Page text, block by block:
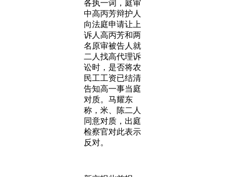
各执一词，庭审
中高丙芳辩护人
向法庭申请让上
诉人高丙芳和两
名原审被告人就
二人找高代理诉
讼时，是否将农
民工工资已结清
告知高一事当庭
对质。马耀东
称，米、陈二人
同意对质，出庭
检察官对此表示
反对。